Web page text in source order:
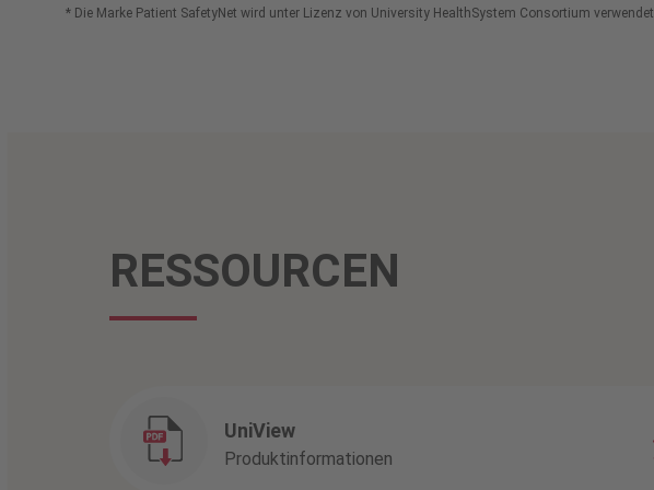
* Die Marke Patient SafetyNet wird unter Lizenz von University HealthSystem Consortium verwendet.
RESSOURCEN
UniView
Produktinformationen